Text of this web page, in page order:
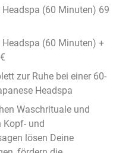
(60 Minuten) 69
(60 Minuten) +
zur Ruhe bei einer 60-
Headspa
Waschrituale und
Kopf- und
lösen Deine